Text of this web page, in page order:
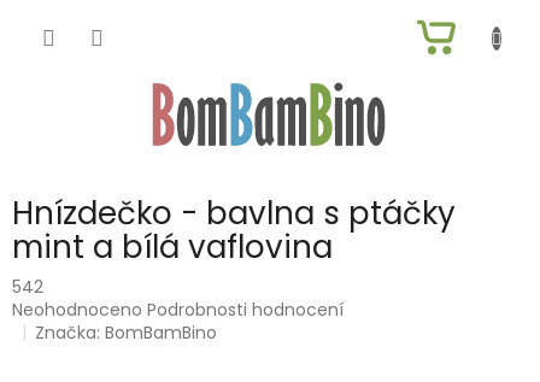
KOŠÍK
Hnízdečko - bavlna s ptáčky
mint a bílá vaflovina
542
Průměrné
hodnocení
Neohodnoceno Podrobnosti hodnocení
Značka:BomBamBino